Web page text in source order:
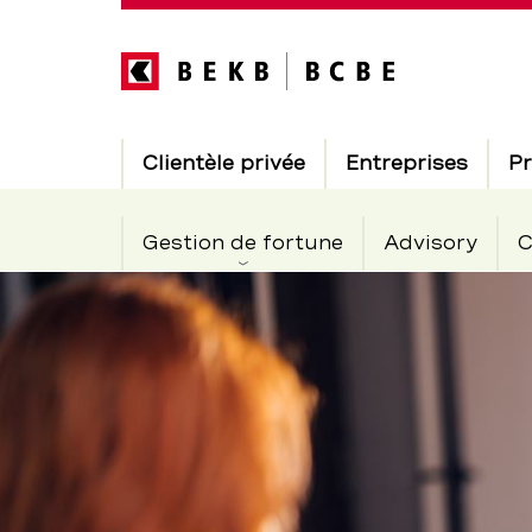
Nos
prestations
pour
Hauptnavigation
Clientèle privée Entreprises
Gestion de fortune Advisory
Section
de
navigation
service